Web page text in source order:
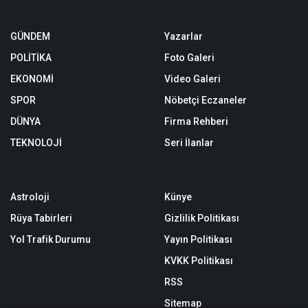
GÜNDEM
POLİTİKA
EKONOMİ
SPOR
DÜNYA
TEKNOLOJİ
Yazarlar
Foto Galeri
Video Galeri
Nöbetçi Eczaneler
Firma Rehberi
Seri İlanlar
Astroloji
Rüya Tabirleri
Yol Trafik Durumu
Künye
Gizlilik Politikası
Yayın Politikası
KVKK Politikası
RSS
Sitemap